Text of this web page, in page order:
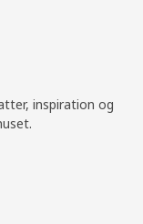
inspiration og